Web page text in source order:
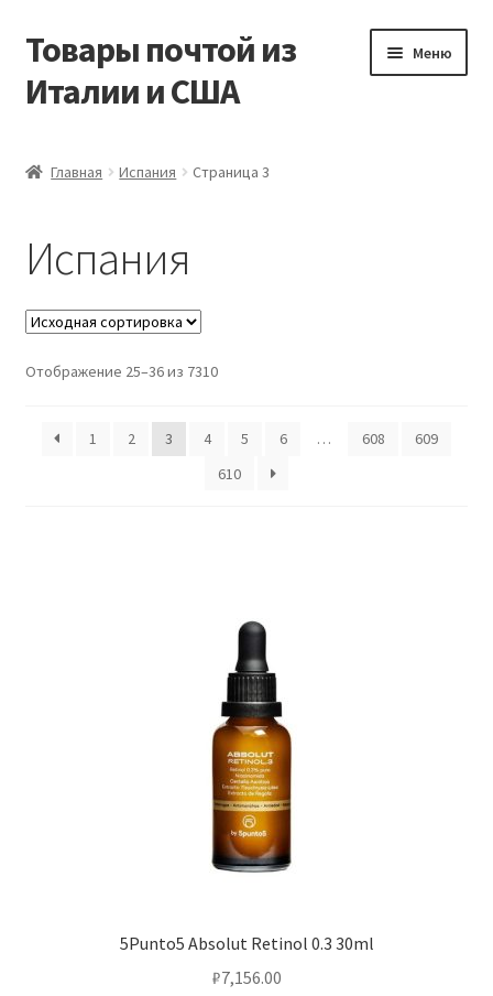
Перейти
навигации
Перейти
содержимому
Товары почтой из
Италии и США
Меню
Корзина
Мой аккаунт
Оформление заказа
Главная Испания Страница 3
Испания
Отображение 25–36 из 7310
1 2 3 4 5 6 … 608
609
610
5Punto5 Absolut Retinol 0.3 30ml
₽7,156.00